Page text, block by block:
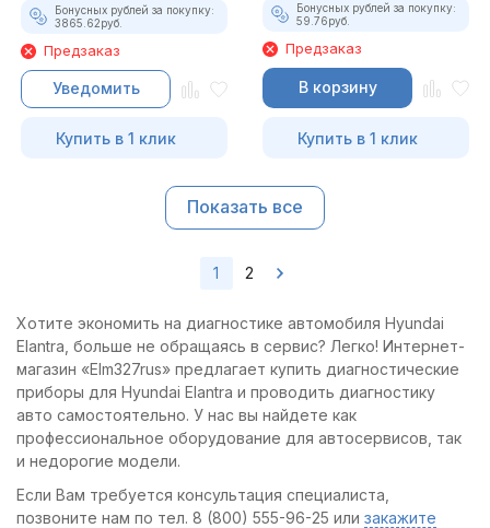
Бонусных рублей за покупку:
3865.62руб.
Предзаказ
Уведомить
Купить в 1 клик
Бонусных рублей за покупку:
59.76руб.
Предзаказ
В корзину
Купить в 1 клик
Показать все
1 2
Хотите экономить на диагностике автомобиля Hyundai
Elantra, больше не обращаясь в сервис? Легко! Интернет-
магазин «Elm327rus» предлагает купить диагностические
приборы для Hyundai Elantra и проводить диагностику
авто самостоятельно. У нас вы найдете как
профессиональное оборудование для автосервисов, так
и недорогие модели.
Если Вам требуется консультация специалиста,
позвоните нам по тел. 8 (800) 555-96-25 или закажите